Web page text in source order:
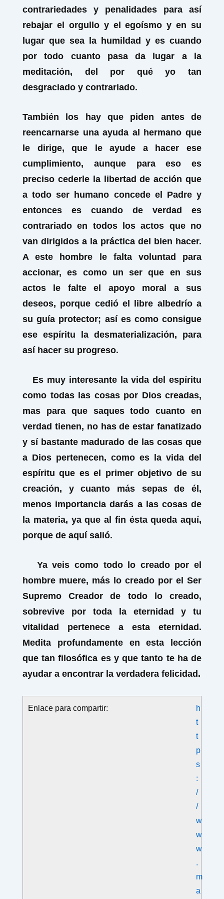
contrariedades y penalidades para así
rebajar el orgullo y el egoísmo y en su
lugar que sea la humildad y es cuando
por todo cuanto pasa da lugar a la
meditación, del por qué yo tan
desgraciado y contrariado.
También los hay que piden antes de
reencarnarse una ayuda al hermano que
le dirige, que le ayude a hacer ese
cumplimiento, aunque para eso es
preciso cederle la libertad de acción que
a todo ser humano concede el Padre y
entonces es cuando de verdad es
contrariado en todos los actos que no
van dirigidos a la práctica del bien hacer.
A este hombre le falta voluntad para
accionar, es como un ser que en sus
actos le falte el apoyo moral a sus
deseos, porque cedió el libre albedrío a
su guía protector; así es como consigue
ese espíritu la desmaterialización, para
así hacer su progreso.
Es muy interesante la vida del espíritu
como todas las cosas por Dios creadas,
mas para que saques todo cuanto en
verdad tienen, no has de estar fanatizado
y sí bastante madurado de las cosas que
a Dios pertenecen, como es la vida del
espíritu que es el primer objetivo de su
creación, y cuanto más sepas de él,
menos importancia darás a las cosas de
la materia, ya que al fin ésta queda aquí,
porque de aquí salió.
Ya veis como todo lo creado por el
hombre muere, más lo creado por el Ser
Supremo Creador de todo lo creado,
sobrevive por toda la eternidad y tu
vitalidad pertenece a esta eternidad.
Medita profundamente en esta lección
que tan filosófica es y que tanto te ha de
ayudar a encontrar la verdadera felicidad.
Enlace para compartir:
h
t
t
p
s
:
/
/
w
w
w
.
m
a